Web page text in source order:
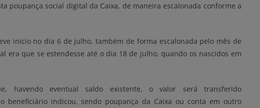
poupança social digital da Caixa, de maneira escalonada conforme a
início no dia 6 de julho, também de forma escalonada pelo mês de
era que se estendesse até o dia 18 de julho, quando os nascidos em
havendo eventual saldo existente, o valor será transferido
beneficiário indicou, sendo poupança da Caixa ou conta em outro